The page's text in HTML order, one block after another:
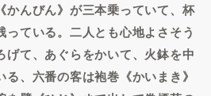
かんびん》が三本乗っていて、杯
っている。二人とも心地よさそう
げて、あぐらをかいて、火鉢を中
、六番の客は袍巻《かいまき》